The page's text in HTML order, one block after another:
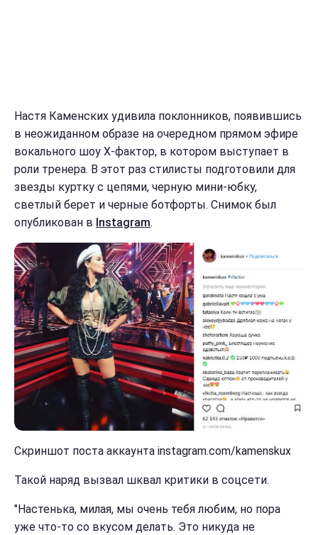
Настя Каменских удивила поклонников, появившись
в неожиданном образе на очередном прямом эфире
вокального шоу Х-фактор, в котором выступает в
роли тренера. В этот раз стилисты подготовили для
звезды куртку с цепями, черную мини-юбку,
светлый берет и черные ботфорты. Снимок был
опубликован в Instagram.
Скриншот поста аккаунта instagram.com/kamenskux
Такой наряд вызвал шквал критики в соцсети.
"Настенька, милая, мы очень тебя любим, но пора
уже что-то со вкусом делать. Это никуда не